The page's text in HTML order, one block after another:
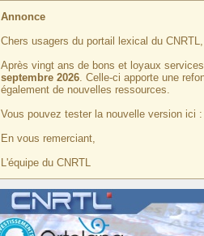
Annonce
Chers usagers du portail lexical du CNRTL,
Après vingt ans de bons et loyaux
septembre 2026. Celle-ci apporte une
également de nouvelles ressources.
Vous pouvez tester la nouvelle version ici :
En vous remerciant,
L'équipe du CNRTL